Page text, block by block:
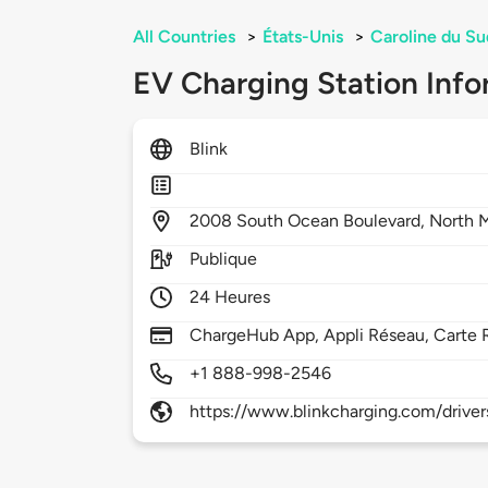
All Countries > États-Unis > Caroline du
EV Charging Station
Blink
2008 South Ocean Boulevard, North
Publique
24 Heures
ChargeHub App, Appli Réseau, Carte
+1 888-998-2546
https://www.blinkcharging.com/